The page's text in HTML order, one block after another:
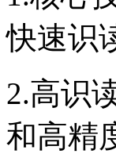
快速识
2.高识
和高精